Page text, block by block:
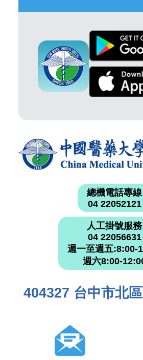
總機電話專線
04 22052121
人工掛號服務
04 22056631
週一至週五:8:00-
週六8:00-
404327 台中市北